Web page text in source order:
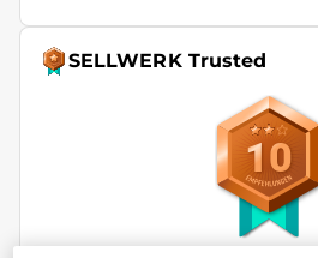
SELLWERK Trusted
10